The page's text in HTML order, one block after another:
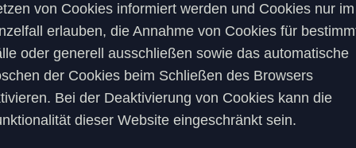
von Cookies informiert werden und Cookies nur im
erlauben, die Annahme von Cookies für
oder generell ausschließen sowie das automatische
der Cookies beim Schließen des Browsers
Bei der Deaktivierung von Cookies kann die
dieser Website eingeschränkt sein.